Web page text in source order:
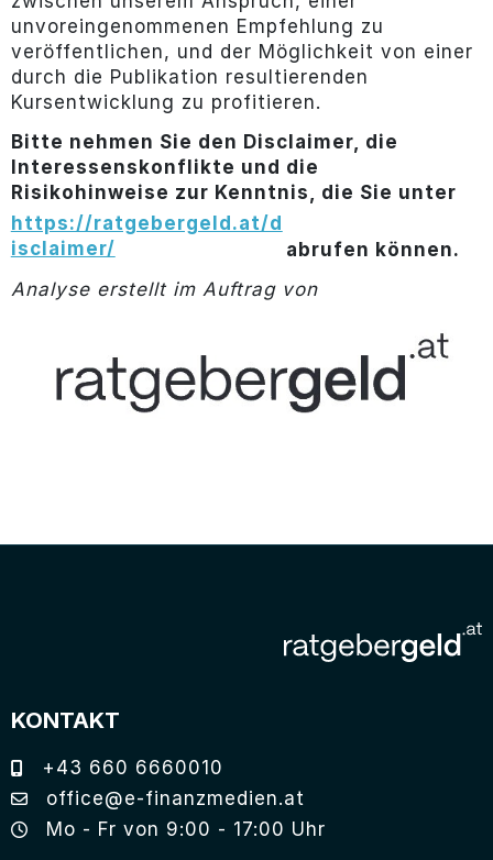
unvoreingenommenen Empfehlung zu
veröffentlichen, und der Möglichkeit von einer
durch die Publikation resultierenden
Kursentwicklung zu profitieren.
Bitte nehmen Sie den Disclaimer, die
Interessenskonflikte und die
Risikohinweise zur Kenntnis, die Sie unter
https://ratgebergeld.at/d
isclaimer/
abrufen können.
Analyse erstellt im Auftrag von
KONTAKT
+43 660 6660010
office@e-finanzmedien.at
Mo - Fr von 9:00 - 17:00 Uhr